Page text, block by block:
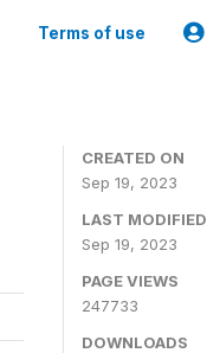
Terms of use
CREATED ON
Sep 19, 2023
LAST MODIFIED
Sep 19, 2023
PAGE VIEWS
247733
DOWNLOADS